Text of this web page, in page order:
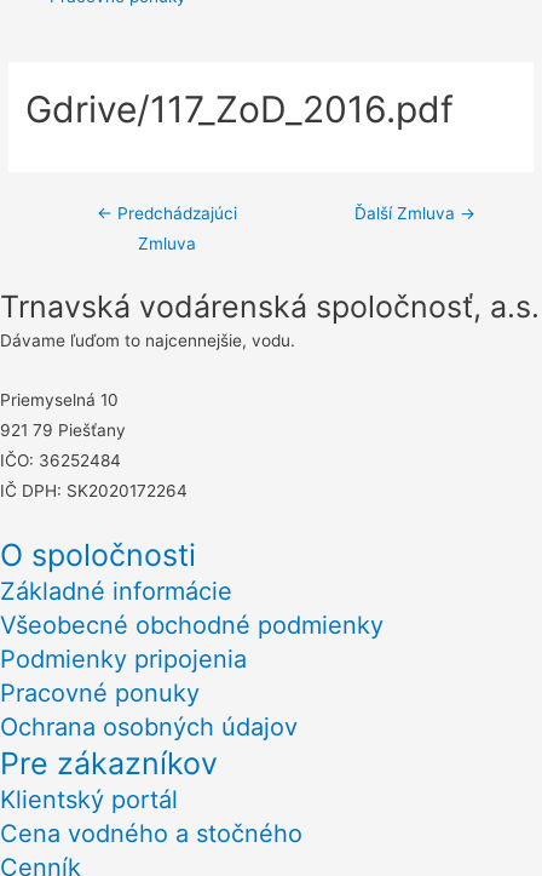
Gdrive/117_ZoD_2016.pdf
Navigácia
článku
← Predchádzajúci
Zmluva
Ďalší Zmluva →
Trnavská vodárenská spoločnosť, a.s.
Dávame ľuďom to najcennejšie, vodu.
Priemyselná 10
921 79 Piešťany
IČO: 36252484
IČ DPH: SK2020172264
O spoločnosti
Základné informácie
Všeobecné obchodné podmienky
Podmienky pripojenia
Pracovné ponuky
Ochrana osobných údajov
Pre zákazníkov
Klientský portál
Cena vodného a stočného
Cenník